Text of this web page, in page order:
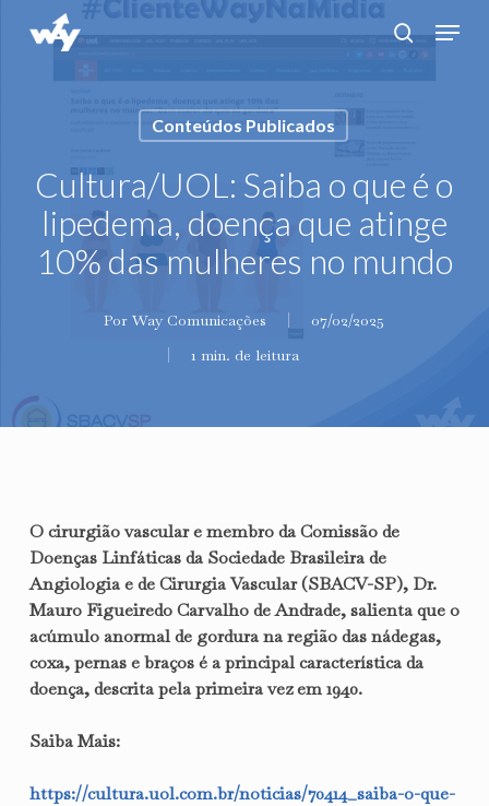
search
Menu
Conteúdos Publicados
Cultura/UOL: Saiba o que é o
lipedema, doença que atinge
10% das mulheres no mundo
Por Way Comunicações
07/02/2025
1 min. de leitura
O cirurgião vascular e membro da Comissão de
Doenças Linfáticas da Sociedade Brasileira de
Angiologia e de Cirurgia Vascular(SBACV-SP), Dr.
Mauro Figueiredo Carvalho de Andrade, salienta que o
acúmulo anormal de gordura na região das nádegas,
coxa, pernas e braços é a principal característica da
doença, descrita pela primeira vez em1940.
Saiba Mais:
https://cultura.uol.com.br/noticias/70414_saiba-o-que-